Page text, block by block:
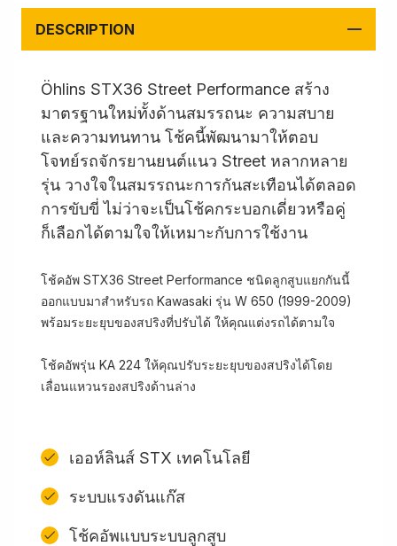
DESCRIPTION
Öhlins STX36 Street Performance สร้าง
มาตรฐานใหม่ทั้งด้านสมรรถนะ ความสบาย
และความทนทาน โช้คนี้พัฒนามาให้ตอบ
โจทย์รถจักรยานยนต์แนว Street หลากหลาย
รุ่น วางใจในสมรรถนะการกันสะเทือนได้ตลอด
การขับขี่ ไม่ว่าจะเป็นโช้คกระบอกเดี่ยวหรือคู่
ก็เลือกได้ตามใจให้เหมาะกับการใช้งาน
โช้คอัพ STX36 Street Performance ชนิดลูกสูบแยกกันนี้
ออกแบบมาสำหรับรถ Kawasaki รุ่น W 650 (1999-2009)
พร้อมระยะยุบของสปริงที่ปรับได้ ให้คุณแต่งรถได้ตามใจ
โช้คอัพรุ่น KA 224 ให้คุณปรับระยะยุบของสปริงได้โดย
เลื่อนแหวนรองสปริงด้านล่าง
เออห์ลินส์ STX เทคโนโลยี
ระบบแรงดันแก๊ส
โช้คอัพแบบระบบลูกสูบ